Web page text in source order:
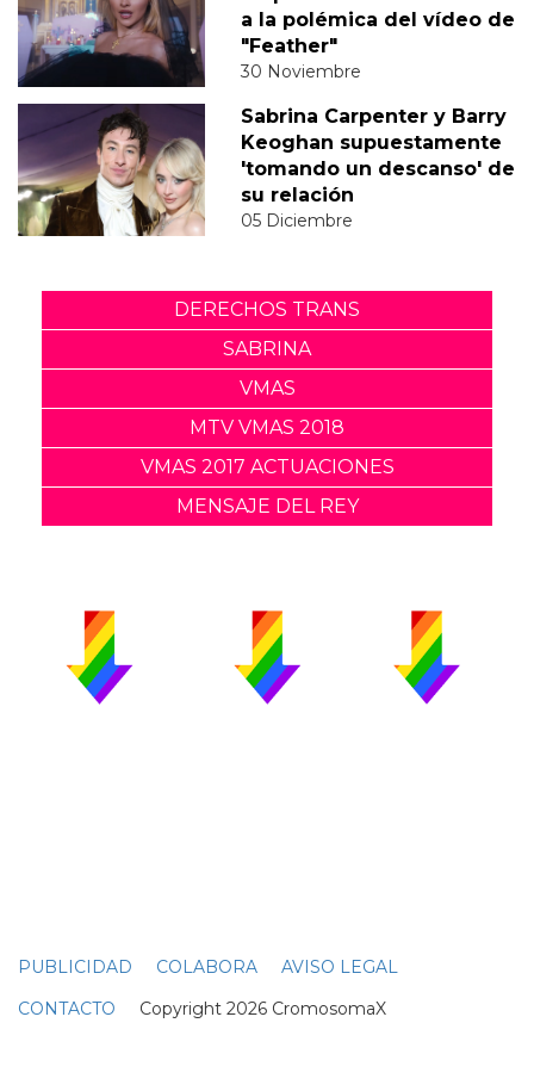
a la polémica del vídeo de
"Feather"
30 Noviembre
Sabrina Carpenter y Barry
Keoghan supuestamente
'tomando un descanso' de
su relación
05 Diciembre
DERECHOS TRANS
SABRINA
VMAS
MTV VMAS 2018
VMAS 2017 ACTUACIONES
MENSAJE DEL REY
PUBLICIDAD COLABORA
AVISO LEGAL
CONTACTO Copyright 2026 CromosomaX